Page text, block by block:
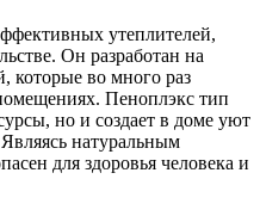
утеплителей,
Он разработан на
которые во много раз
Пеноплэкс тип
но и создает в доме уют
натуральным
для здоровья человека и